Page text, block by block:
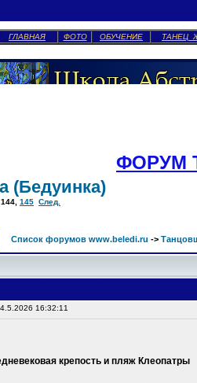
ГЛАВНАЯ ФОТО ОБУЧЕНИЕ ТАНЕЦ
ФОРУМ
(Бедуинка)
144 145 След.
Список форумов www.beledi.ru ->
16:32:11
крепость и пляж Клеопатры